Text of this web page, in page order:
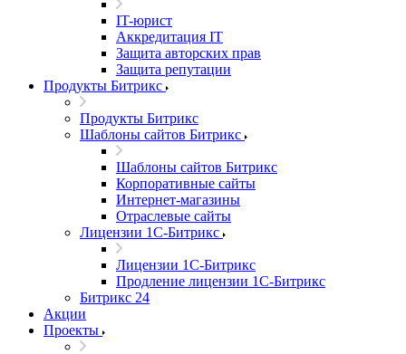
IT-юрист
Аккредитация IT
Защита авторских прав
Защита репутации
Продукты Битрикс
Продукты Битрикс
Шаблоны сайтов Битрикс
Шаблоны сайтов Битрикс
Корпоративные сайты
Интернет-магазины
Отраслевые сайты
Лицензии 1С-Битрикс
Лицензии 1С-Битрикс
Продление лицензии 1С-Битрикс
Битрикс 24
Акции
Проекты